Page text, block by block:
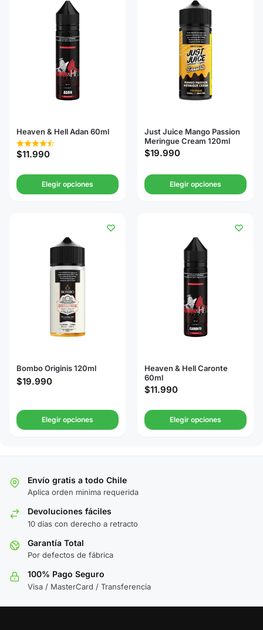
Heaven & Hell Adan 60ml
$11.990
Elegir opciones
Just Juice Mango Passion
Meringue Cream 120ml
$19.990
Elegir opciones
Bombo Originis 120ml
$19.990
Elegir opciones
Heaven & Hell Caronte
60ml
$11.990
Elegir opciones
Envío gratis a todo Chile
Aplica orden minima requerida
Devoluciones fáciles
10 días con derecho a retracto
Garantía Total
Por defectos de fábrica
100% Pago Seguro
Visa / MasterCard / Transferencia